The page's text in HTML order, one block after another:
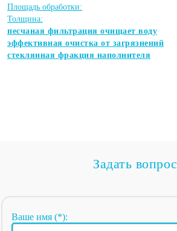
Площадь обработки:
Толщина:
песчаная фильтрация очищает воду
эффективная очистка от загрязнений
стеклянная фракция наполнителя
Задать вопрос
Ваше имя (*):